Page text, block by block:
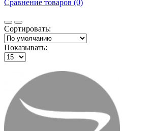
Сравнение товаров (0)
Сортировать:
Показывать: